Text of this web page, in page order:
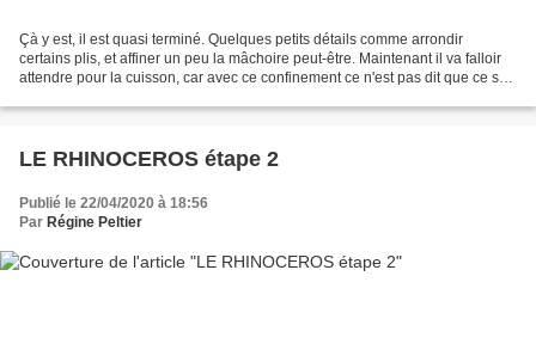
Çà y est, il est quasi terminé. Quelques petits détails comme arrondir
certains plis, et affiner un peu la mâchoire peut-être. Maintenant il va falloir
attendre pour la cuisson, car avec ce confinement ce n'est pas dit que ce soit
LE RHINOCEROS étape 2
Publié le 22/04/2020 à 18:56
Par Régine Peltier